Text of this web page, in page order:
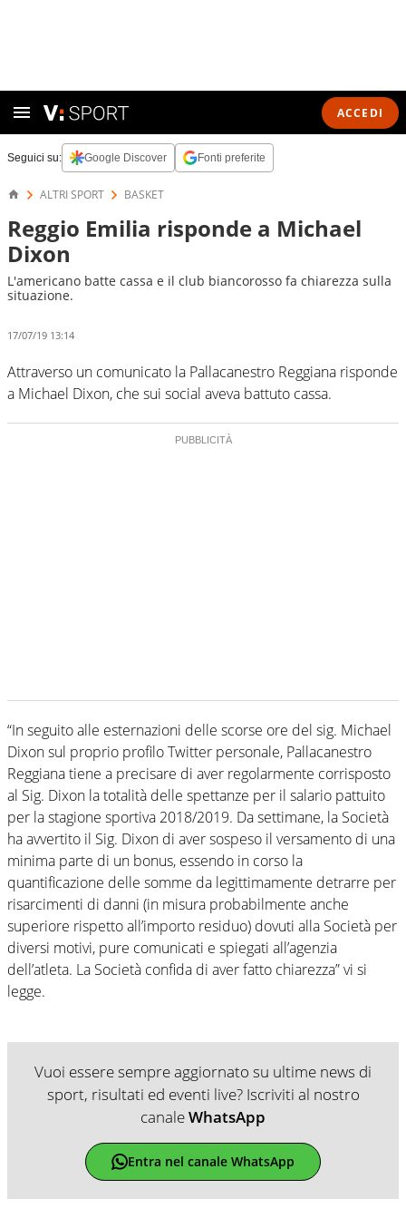
ACCEDI
Seguici su: Google Discover Fonti preferite
ALTRI SPORT BASKET
Reggio Emilia risponde a Michael
Dixon
L'americano batte cassa e il club biancorosso fa chiarezza sulla
situazione.
17/07/19 13:14
Attraverso un comunicato la Pallacanestro Reggiana risponde
a Michael Dixon, che sui social aveva battuto cassa.
“In seguito alle esternazioni delle scorse ore del sig. Michael
Dixon sul proprio profilo Twitter personale, Pallacanestro
Reggiana tiene a precisare di aver regolarmente corrisposto
al Sig. Dixon la totalità delle spettanze per il salario pattuito
per la stagione sportiva 2018/2019. Da settimane, la Società
ha avvertito il Sig. Dixon di aver sospeso il versamento di una
minima parte di un bonus, essendo in corso la
quantificazione delle somme da legittimamente detrarre per
risarcimenti di danni (in misura probabilmente anche
superiore rispetto all’importo residuo) dovuti alla Società per
diversi motivi, pure comunicati e spiegati all’agenzia
dell’atleta. La Società confida di aver fatto chiarezza” vi si
legge.
Vuoi essere sempre aggiornato su ultime news di
sport, risultati ed eventi live? Iscriviti al nostro
canaleWhatsApp
Entra nel canale WhatsApp